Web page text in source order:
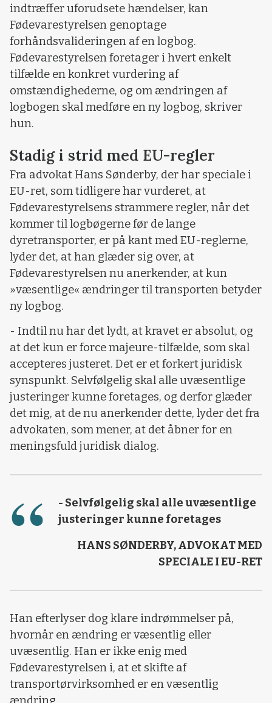
indtræffer uforudsete hændelser, kan
Fødevarestyrelsen genoptage
forhåndsvalideringen af en logbog.
Fødevarestyrelsen foretager i hvert enkelt
tilfælde en konkret vurdering af
omstændighederne, og om ændringen af
logbogen skal medføre en ny logbog, skriver
hun.
Stadig i strid med EU-regler
Fra advokat Hans Sønderby, der har speciale i
EU-ret, som tidligere har vurderet, at
Fødevarestyrelsens strammere regler, når det
kommer til logbøgerne før de lange
dyretransporter, er på kant med EU-reglerne,
lyder det, at han glæder sig over, at
Fødevarestyrelsen nu anerkender, at kun
»væsentlige« ændringer til transporten betyder
ny logbog.
- Indtil nu har det lydt, at kravet er absolut, og
at det kun er force majeure-tilfælde, som skal
accepteres justeret. Det er et forkert juridisk
synspunkt. Selvfølgelig skal alle uvæsentlige
justeringer kunne foretages, og derfor glæder
det mig, at de nu anerkender dette, lyder det fra
advokaten, som mener, at det åbner for en
meningsfuld juridisk dialog.
- Selvfølgelig skal alle uvæsentlige
justeringer kunne foretages
HANS SØNDERBY, ADVOKAT MED
SPECIALE I EU-RET
Han efterlyser dog klare indrømmelser på,
hvornår en ændring er væsentlig eller
uvæsentlig. Han er ikke enig med
Fødevarestyrelsen i, at et skifte af
transportørvirksomhed er en væsentlig